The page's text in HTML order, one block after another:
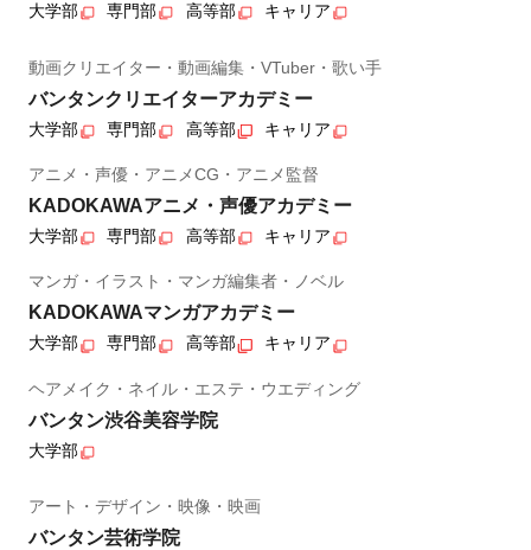
大学部 専門部 高等部 キャリア
動画クリエイター・動画編集・VTuber・歌い手
バンタンクリエイターアカデミー
大学部 専門部 高等部 キャリア
アニメ・声優・アニメCG・アニメ監督
KADOKAWAアニメ・声優アカデミー
大学部 専門部 高等部 キャリア
マンガ・イラスト・マンガ編集者・ノベル
KADOKAWAマンガアカデミー
大学部 専門部 高等部 キャリア
ヘアメイク・ネイル・エステ・ウエディング
バンタン渋谷美容学院
大学部
アート・デザイン・映像・映画
バンタン芸術学院